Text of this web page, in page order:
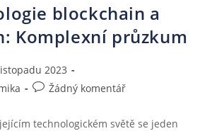
blockchain a
Komplexní průzkum
2023
Žádný komentář
technologickém světě se jeden